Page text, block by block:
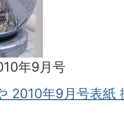
年9月号
2010年9月号表紙